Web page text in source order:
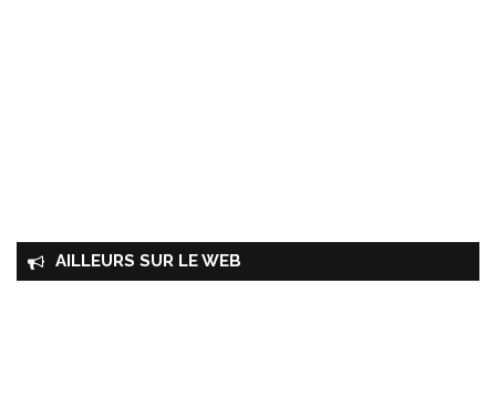
AILLEURS SUR LE WEB